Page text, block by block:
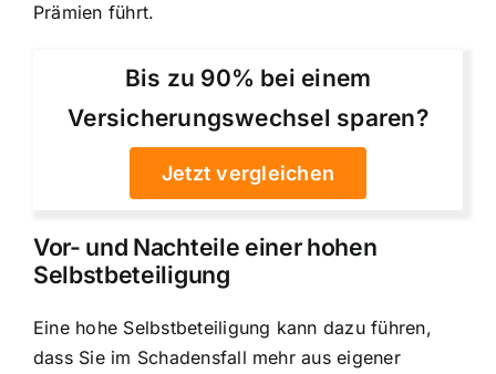
Prämien führt.
Bis zu 90% bei einem
Versicherungswechsel sparen?
Jetzt vergleichen
Vor- und Nachteile einer hohen
Selbstbeteiligung
Eine hohe Selbstbeteiligung kann dazu führen,
dass Sie im Schadensfall mehr aus eigener